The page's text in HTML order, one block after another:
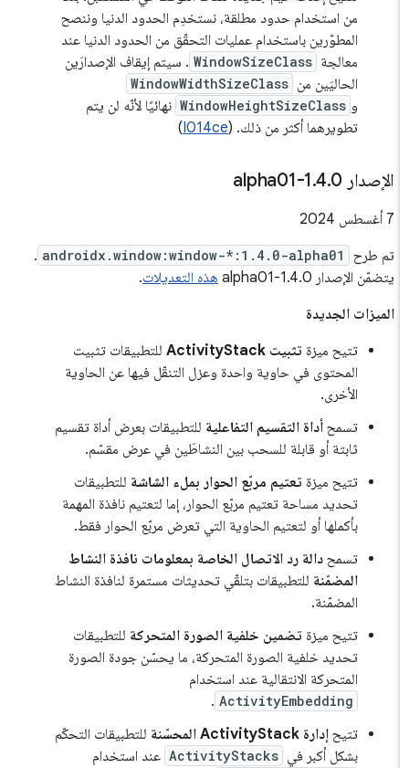
من استخدام حدود مطلقة، نستخدِم الحدود الدنيا وننصح
المطوّرين باستخدام عمليات التحقّق من الحدود الدنيا عند
معالجة WindowSizeClass . سيتم إيقاف الإصدارَين
الحاليَين من WindowWidthSizeClass
WindowHeightSizeClass نهائيًا لأنّه لن يتم
تطويرهما أكثر من ذلك. (I014ce
)
الإصدار 1 .4.0-alpha01
تم طرح androidx.window:window-*:1.4.0-alpha01
.
يتضمّن الإصدار 1.4.0-alpha01
هذه التعديلات.
الميزات الجديدة
تتيح ميزةتثبيت ActivityStack
للتطبيقات تثبيت
المحتوى في حاوية واحدة وعزل التنقّل فيها عن الحاوية
الأخرى.
تسمحأداة التقسيم التفاعليةللتطبيقات بعرض أداة تقسيم
ثابتة أو قابلة للسحب بين النشاطَين في عرض مقسّم.
تتيح ميزةتعتيم مربّع الحوار بملء الشاشةللتطبيقات
تحديد مساحة تعتيم مربّع الحوار، إما لتعتيم نافذة المهمة
بأكملها أو لتعتيم الحاوية التي تعرض مربّع الحوار فقط.
تسمحدالة رد الاتصال الخاصة بمعلومات نافذة النشاط
المضمّنةللتطبيقات بتلقّي تحديثات مستمرة لنافذة النشاط
المضمّنة.
تتيح ميزةتضمين خلفية الصورة المتحركةللتطبيقات
تحديد خلفية الصورة المتحركة، ما يحسّن جودة الصورة
المتحركة الانتقالية عند استخدام
ActivityEmbedding
.
تتيحإدارة ActivityStack المحسّنة
للتطبيقات التحكّم
بشكل أكبر في ActivityStacks عند استخدام